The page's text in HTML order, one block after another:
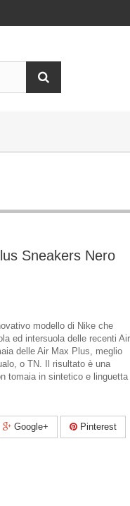
Sneakers Nero
modello di Nike che
ed intersuola delle recenti Air
delle Air Max Plus, meglio
o TN. Il risultato è una
tomaia in sintetico e linguetta
Google+ Pinterest